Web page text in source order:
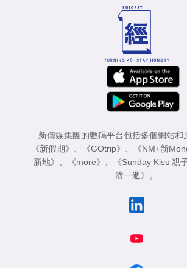
新傳媒集團的數碼平台包括多個網站和
《新假期》 、 《GOtrip》 、 《NM+新
新地》 、 《more》 、 《Sunday Kiss 親
濟一週》 。